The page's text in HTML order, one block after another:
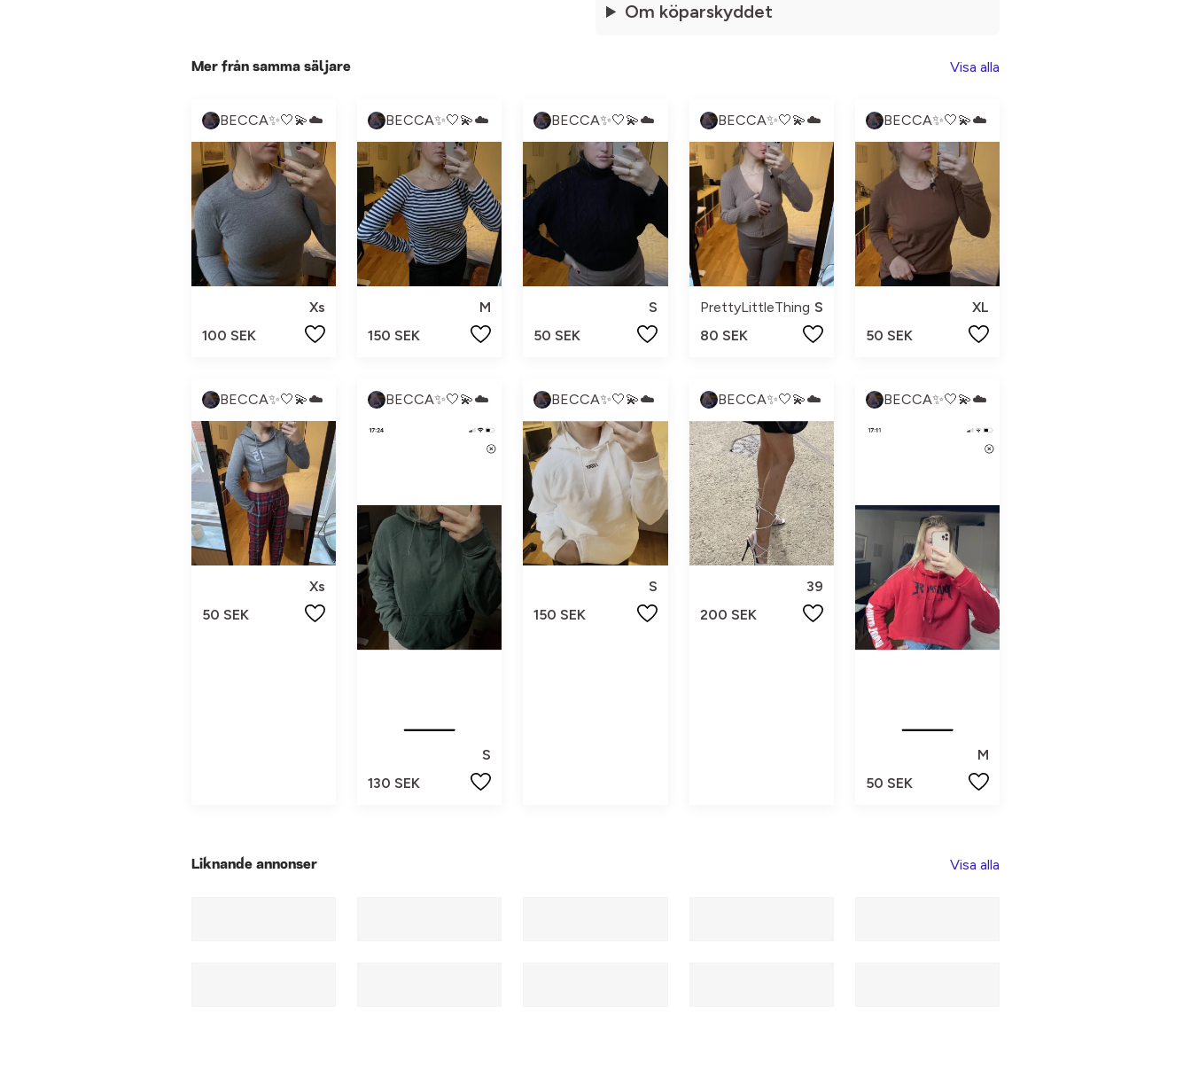
Om köparskyddet
Mer från samma säljare Visa alla
BECCA✨🤍💫☁️
Xs
100 SEK
BECCA✨🤍💫☁️
M
150 SEK
BECCA✨🤍💫☁️
S
50 SEK
BECCA✨🤍💫☁️
PrettyLittleThing S
80 SEK
BECCA✨🤍💫☁️
XL
50 SEK
BECCA✨🤍💫☁️
Xs
50 SEK
BECCA✨🤍💫☁️
S
130 SEK
BECCA✨🤍💫☁️
S
150 SEK
BECCA✨🤍💫☁️
39
200 SEK
BECCA✨🤍💫☁️
M
50 SEK
Liknande annonser Visa alla